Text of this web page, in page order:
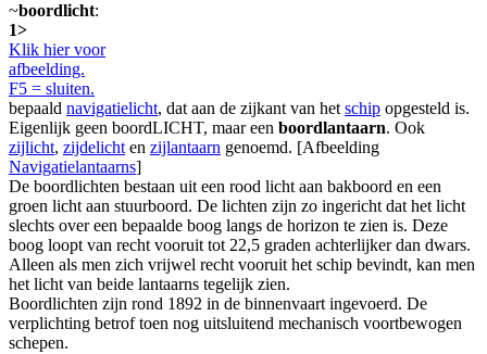
~boordlicht:
1>
Klik hier voor
afbeelding.
F5 = sluiten.
bepaald navigatielicht, dat aan de zijkant van het schip opgesteld is.
Eigenlijk geen boordLICHT, maar een boordlantaarn. Ook
zijlicht, zijdelicht en zijlantaarn genoemd. [Afbeelding
Navigatielantaarns]
De boordlichten bestaan uit een rood licht aan bakboord en een
groen licht aan stuurboord. De lichten zijn zo ingericht dat het licht
slechts over een bepaalde boog langs de horizon te zien is. Deze
boog loopt van recht vooruit tot 22,5 graden achterlijker dan dwars.
Alleen als men zich vrijwel recht vooruit het schip bevindt, kan men
het licht van beide lantaarns tegelijk zien.
Boordlichten zijn rond 1892 in de binnenvaart ingevoerd. De
verplichting betrof toen nog uitsluitend mechanisch voortbewogen
schepen.